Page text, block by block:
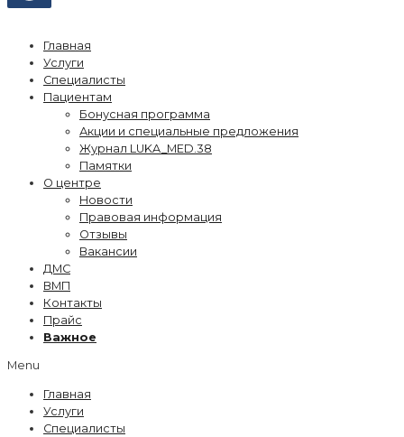
Главная
Услуги
Специалисты
Пациентам
Бонусная программа
Акции и специальные предложения
Журнал LUKA_MED.38
Памятки
О центре
Новости
Правовая информация
Отзывы
Вакансии
ДМС
ВМП
Контакты
Прайс
Важное
Menu
Главная
Услуги
Специалисты